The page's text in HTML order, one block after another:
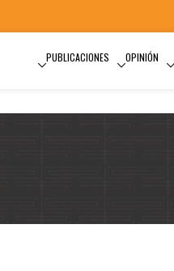
PUBLICACIONES OPINIÓN